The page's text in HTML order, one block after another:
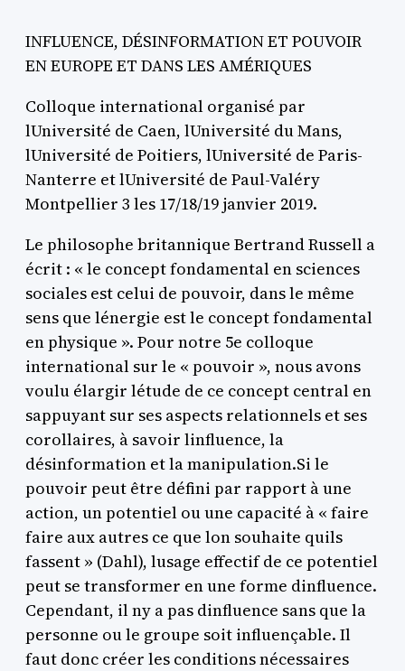
INFLUENCE, DÉSINFORMATION ET POUVOIR
EN EUROPE ET DANS LES AMÉRIQUES
Colloque international organisé par
lUniversité de Caen, lUniversité du Mans,
lUniversité de Poitiers, lUniversité de Paris-
Nanterre et lUniversité de Paul-Valéry 
Montpellier 3 les 17/18/19 janvier 2019.
Le philosophe britannique Bertrand Russell a
écrit : « le concept fondamental en sciences
sociales est celui de pouvoir, dans le même
sens que lénergie est le concept fondamental
en physique ». Pour notre 5e colloque
international sur le « pouvoir », nous avons
voulu élargir létude de ce concept central en
sappuyant sur ses aspects relationnels et ses
corollaires, à savoir linfluence, la
désinformation et la manipulation.Si le
pouvoir peut être défini par rapport à une
action, un potentiel ou une capacité à « faire
faire aux autres ce que lon souhaite quils
fassent » (Dahl), lusage effectif de ce potentiel
peut se transformer en une forme dinfluence.
Cependant, il ny a pas dinfluence sans que la
personne ou le groupe soit influençable. Il
faut donc créer les conditions nécessaires